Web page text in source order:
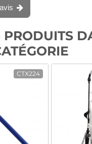
PRODUITS
CTX224